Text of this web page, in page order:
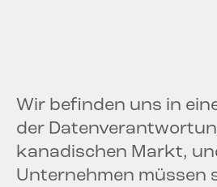
Wir befinden uns in
der
kanadischen Markt,
Unternehmen müssen